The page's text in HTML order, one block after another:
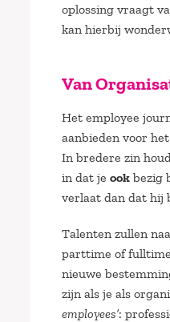
oplossing vraagt
kan hierbij
Van
Het employee
aanbieden voor
In bredere zin
in dat je ook bezig
verlaat dan dat hij
Talenten zullen
parttime of
nieuwe
zijn als je als
employees’: